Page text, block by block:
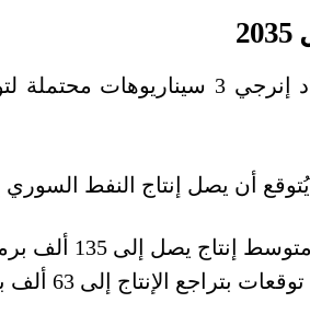
يستعرض تقرير شركة أبحاث الطاقة ريستاد
إلى 135 ألف برميل يوميًا.
أمّا السيناريو